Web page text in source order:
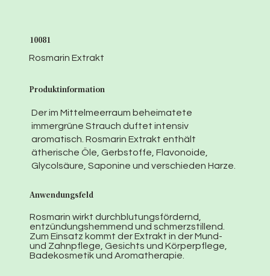
10081
Rosmarin Extrakt
Produktinformation
Der im Mittelmeerraum beheimatete
immergrüne Strauch duftet intensiv
aromatisch. Rosmarin Extrakt enthält
ätherische Öle, Gerbstoffe, Flavonoide,
Glycolsäure, Saponine und verschieden Harze.
Anwendungsfeld
Rosmarin wirkt durchblutungsfördernd,
entzündungshemmend und schmerzstillend.
Zum Einsatz kommt der Extrakt in der Mund-
und Zahnpflege, Gesichts und Körperpflege,
Badekosmetik und Aromatherapie.